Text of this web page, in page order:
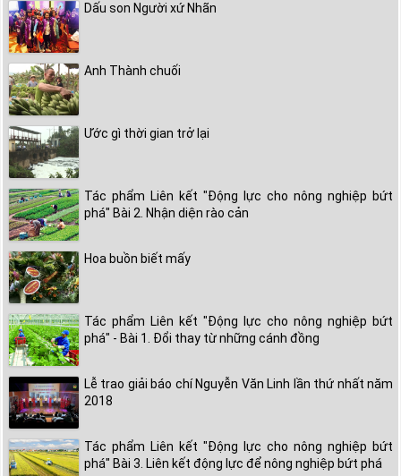
Dấu son Người xứ Nhãn
Anh Thành chuối
Ước gì thời gian trở lại
Tác phẩm Liên kết "Động lực cho nông nghiệp bứt
phá" Bài 2. Nhận diện rào cản
Hoa buồn biết mấy
Tác phẩm Liên kết "Động lực cho nông nghiệp bứt
phá" - Bài 1. Đổi thay từ những cánh đồng
Lễ trao giải báo chí Nguyễn Văn Linh lần thứ nhất năm
2018
Tác phẩm Liên kết "Động lực cho nông nghiệp bứt
phá" Bài 3. Liên kết động lực để nông nghiệp bứt phá